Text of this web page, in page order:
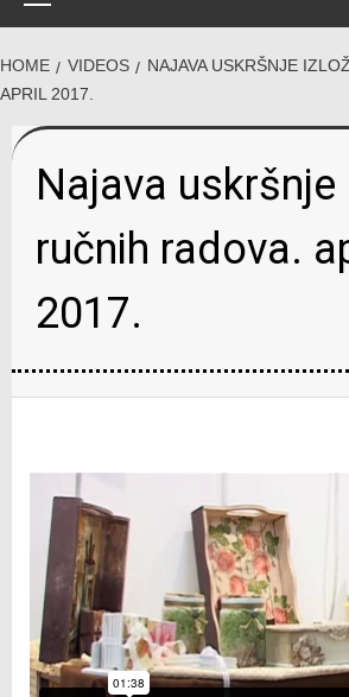
HOME VIDEOS
NAJAVA USKRŠNJE
APRIL 2017.
Najava
ručnih radova.
2017.